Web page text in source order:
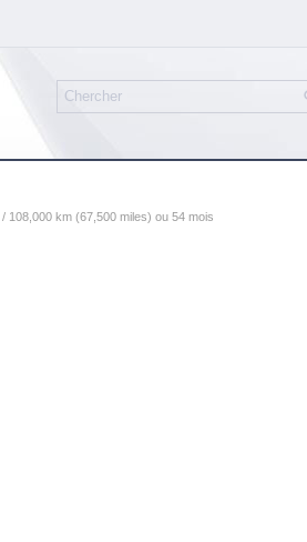
/ 108,000 km (67,500 miles) ou 54 mois